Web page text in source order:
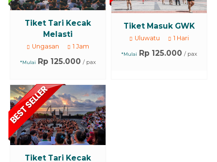
Tiket Tari Kecak
Melasti
Ungasan 1 Jam
*Mulai Rp 125.000 / pax
Tiket Masuk GWK
Uluwatu 1 Hari
*Mulai Rp 125.000 / pax
Tiket Tari Kecak